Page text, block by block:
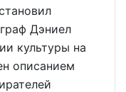
Дэниел
культуры на
описанием